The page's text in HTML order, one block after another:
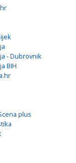
- Dubrovnik
BIH
plus